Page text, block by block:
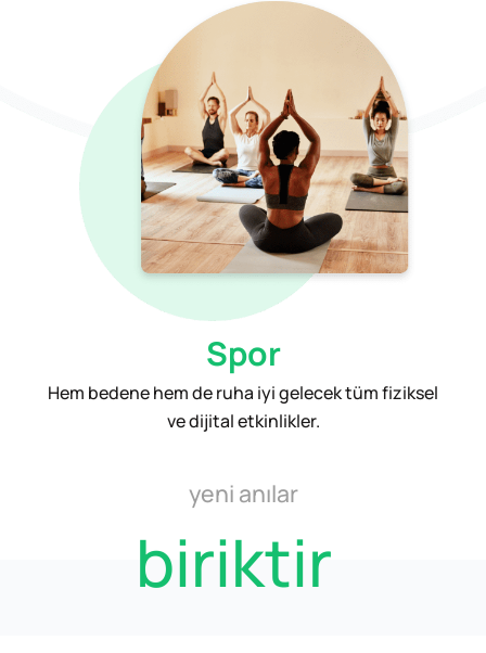
Spor
Hem bedene hem de ruha iyi gelecek tüm fiziksel
ve dijital etkinlikler.
yeni anılar
biriktir